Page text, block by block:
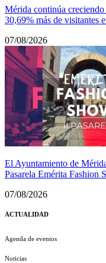
Mérida continúa
30,69% más de visitantes
07/08/2026
El Ayuntamiento de
Pasarela Emérita Fashion
07/08/2026
ACTUALIDAD
Agenda de eventos
Noticias